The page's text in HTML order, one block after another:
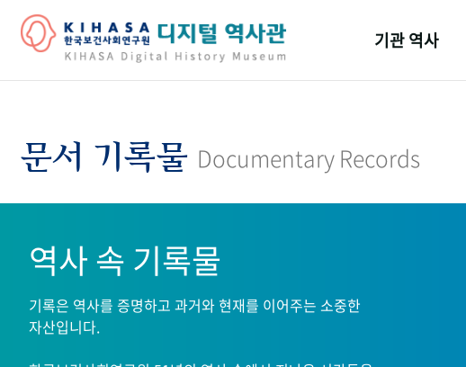
기관 역사
기관 변천사
문서 기록물 Documentary Records
역사 속 기록물
기록은 역사를 증명하고 과거와 현재를 이어주는 소중한
자산입니다.